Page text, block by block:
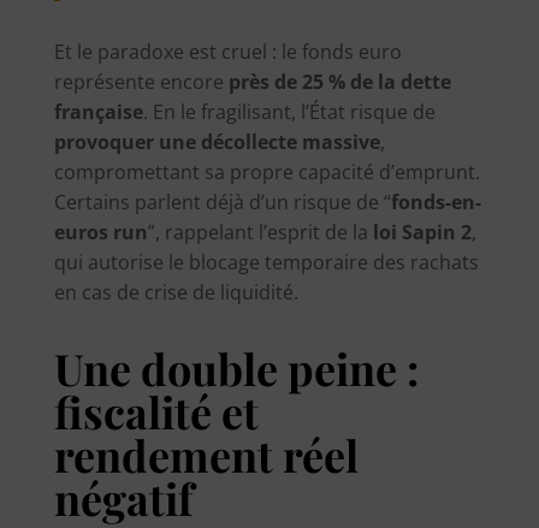
Et le paradoxe est cruel : le fonds euro
représente encore près de 25 % de la dette
française. En le fragilisant, l’État risque de
provoquer une décollecte massive,
compromettant sa propre capacité d’emprunt.
Certains parlent déjà d’un risque de “fonds-en-
euros run”, rappelant l’esprit de la loi Sapin 2,
qui autorise le blocage temporaire des rachats
en cas de crise de liquidité.
Une double peine :
fiscalité et
rendement réel
négatif